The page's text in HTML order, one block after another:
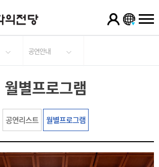
공연안내
월별프로그램
공연리스트 월별프로그램